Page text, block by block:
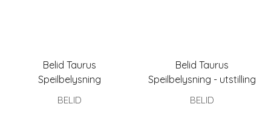
Belid Taurus
Speilbelysning
BELID
Belid Taurus
Speilbelysning - utstilling
BELID